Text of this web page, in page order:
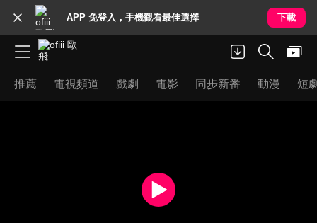
APP 免登入，手機觀看最佳選擇 下載
推薦 電視頻道 戲劇 電影 同步新番 動漫 短